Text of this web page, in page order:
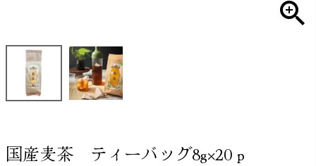
国産麦茶 ティーバッグ8g×20ｐ